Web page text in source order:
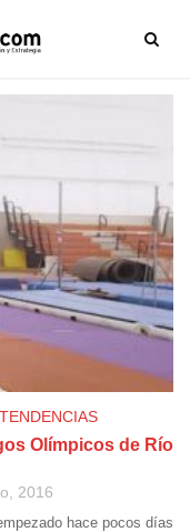
TENDENCIAS
Olímpicos de Río
2016
hace pocos días